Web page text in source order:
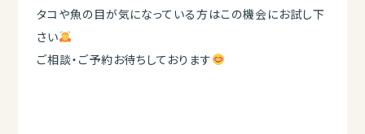
タコや魚の目が気になっている方はこの機会にお試し下
さい
ご相談・ご予約お待ちしております